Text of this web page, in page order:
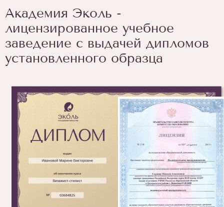
Академия Эколь -
лицензированное учебное
заведение с выдачей дипломов
установленного образца